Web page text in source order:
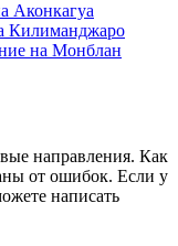
Аконкагуа
Килиманджаро
на Монблан
направления. Как
от ошибок. Если у
написать